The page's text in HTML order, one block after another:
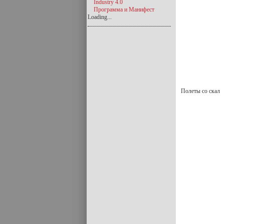
Полеты со скал
Industry 4.0
Программа и Манифест
Loading...